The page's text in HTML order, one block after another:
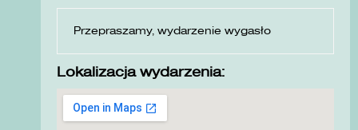
Przepraszamy, wydarzenie wygasło
Lokalizacja wydarzenia: